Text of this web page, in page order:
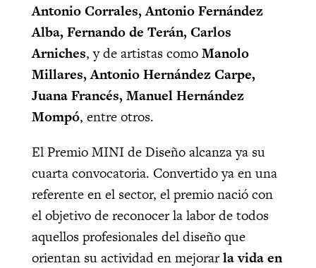
Antonio Corrales, Antonio Fernández
Alba, Fernando de Terán, Carlos
Arniches, y de artistas comoManolo
Millares, Antonio Hernández Carpe,
Juana Francés, Manuel Hernández
Mompó, entre otros.
El Premio MINI de Diseño alcanza ya su
cuarta convocatoria. Convertido ya en una
referente en el sector, el premio nació con
el objetivo de reconocer la labor de todos
aquellos profesionales del diseño que
orientan su actividad en mejorarla vida en